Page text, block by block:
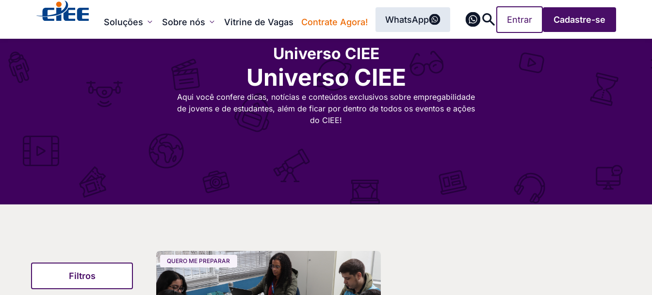
Soluções Sobre nós Vitrine de Vagas Contrate Agora! WhatsApp Entrar Cadastre-se
Universo CIEE
Universo CIEE
Aqui você confere dicas, notícias e conteúdos exclusivos sobre empregabilidade
de jovens e de estudantes, além de ficar por dentro de todos os eventos e ações
do CIEE!
Filtros
QUERO ME PREPARAR